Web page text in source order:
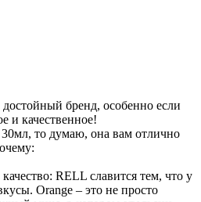
бренд, особенно если
и качественное!
30мл, то думаю, она вам отлично
RELL славится тем, что у
Orange – это не просто